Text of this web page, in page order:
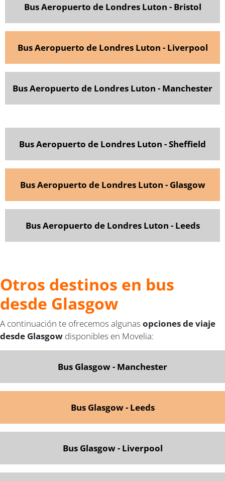
Bus Aeropuerto de Londres Luton - Bristol
Bus Aeropuerto de Londres Luton - Liverpool
Bus Aeropuerto de Londres Luton - Manchester
Bus Aeropuerto de Londres Luton - Sheffield
Bus Aeropuerto de Londres Luton - Glasgow
Bus Aeropuerto de Londres Luton - Leeds
Otros destinos en bus
desde Glasgow
A continuación te ofrecemos algunas opciones de viaje
desde Glasgow disponibles en Movelia:
Bus Glasgow - Manchester
Bus Glasgow - Leeds
Bus Glasgow - Liverpool